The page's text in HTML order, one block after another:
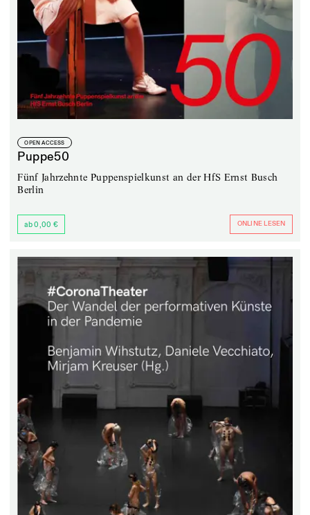
OPEN ACCESS
Puppe50
Fünf Jahrzehnte Puppenspielkunst an der HfS Ernst Busch
Berlin
ab 0,00 € ONLINE LESEN